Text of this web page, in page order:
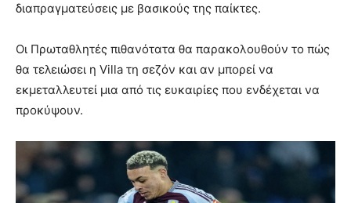
διαπραγματεύσεις με βασικούς της παίκτες.
Οι Πρωταθλητές πιθανότατα θα παρακολουθούν το πώς
θα τελειώσει η Villa τη σεζόν και αν μπορεί να
εκμεταλλευτεί μια από τις ευκαιρίες που ενδέχεται να
προκύψουν.